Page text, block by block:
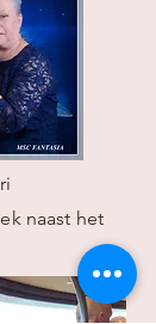
naast het